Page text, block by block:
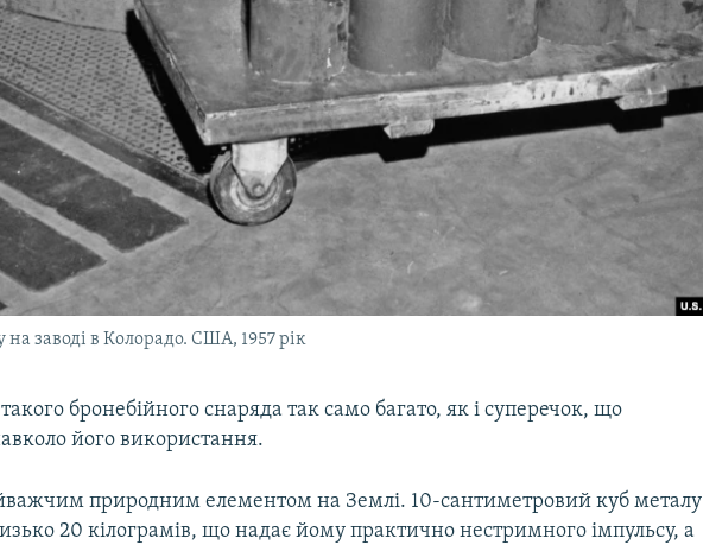
заводі в Колорадо. США, 1957 рік
бронебійного снаряда так само багато, як і суперечок, що
його використання.
природним елементом на Землі. 10-сантиметровий куб металу
20 кілограмів, що надає йому практично нестримного імпульсу, а